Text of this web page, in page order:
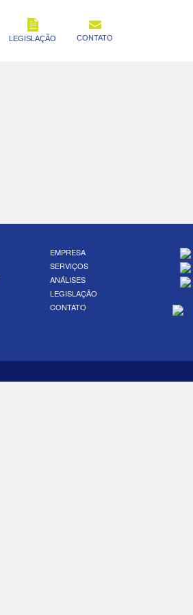
LEGISLAÇÃO CONTATO
EMPRESA
SERVIÇOS
ANÁLISES
LEGISLAÇÃO
CONTATO